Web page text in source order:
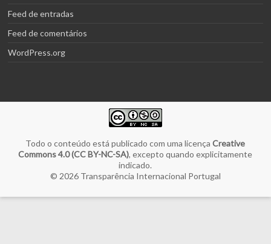
Feed de entradas
Feed de comentários
WordPress.org
Todo o conteúdo está publicado com uma licençaCreative
Commons 4.0 (CC BY-NC-SA), excepto quando explicitamente
indicado.
© 2026 Transparência Internacional Portugal